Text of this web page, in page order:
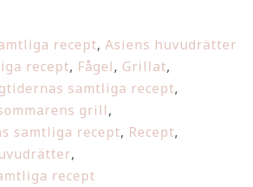
recept, Asiens huvudrätter
recept, Fågel, Grillat,
samtliga recept,
grill,
samtliga recept, Recept,
,
recept